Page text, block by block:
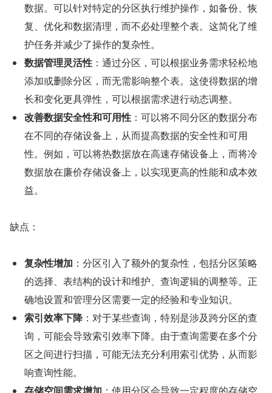
数据。可以针对特定的分区执行维护操作，如备份、恢
复、优化和数据清理，而不必处理整个表。这简化了维
护任务并减少了操作的复杂性。
数据管理灵活性 ：通过分区，可以根据业务需求轻松地
添加或删除分区，而无需影响整个表。这使得数据的增
长和变化更具弹性，可以根据需求进行动态调整。
改善数据安全性和可用性 ：可以将不同分区的数据分布
在不同的存储设备上，从而提高数据的安全性和可用
性。例如，可以将热数据放在高速存储设备上，而将冷
数据放在廉价存储设备上，以实现更高的性能和成本效
益。
缺点：
复杂性增加 ：分区引入了额外的复杂性，包括分区策略
的选择、表结构的设计和维护、查询逻辑的调整等。正
确地设置和管理分区需要一定的经验和专业知识。
索引效率下降 ：对于某些查询，特别是涉及跨分区的查
询，可能会导致索引效率下降。由于查询需要在多个分
区之间进行扫描，可能无法充分利用索引优势，从而影
响查询性能。